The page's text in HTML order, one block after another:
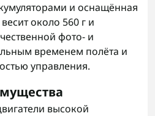
и оснащённая
около 560 г и
фото- и
временем полёта и
управления.
высокой